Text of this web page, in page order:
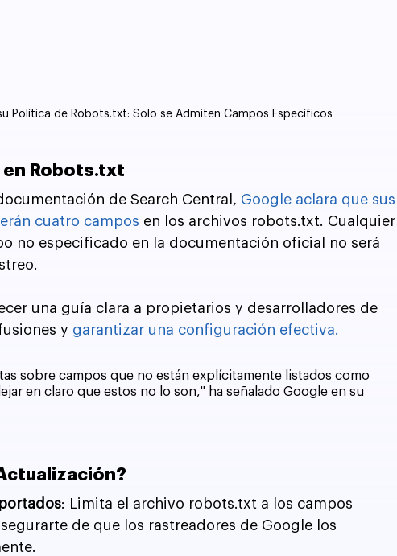
Política de Robots.txt: Solo se Admiten Campos Específicos
en Robots.txt
de Search Central, Google aclara que sus
cuatro campos en los archivos robots.txt. Cualquier
no especificado en la documentación oficial no será
una guía clara a propietarios y desarrolladores de
y garantizar una configuración efectiva.
sobre campos que no están explícitamente listados como
en claro que estos no lo son," ha señalado Google en su
: Limita el archivo robots.txt a los campos
de que los rastreadores de Google los